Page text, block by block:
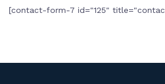
[contact-form-7 id="125"